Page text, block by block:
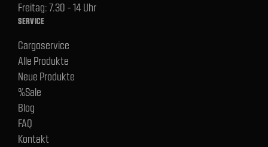
Freitag: 7.30 - 14 Uhr
SERVICE
Cargoservice
Alle Produkte
Neue Produkte
%Sale
Blog
FAQ
Kontakt